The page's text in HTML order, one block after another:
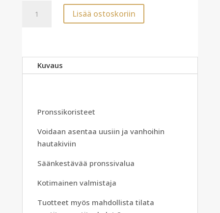
kiven
Lisää ostoskoriin
Kuvaus
Pronssikoristeet
Voidaan asentaa uusiin ja vanhoihin
hautakiviin
Säänkestävää pronssivalua
Kotimainen valmistaja
Tuotteet myös mahdollista tilata